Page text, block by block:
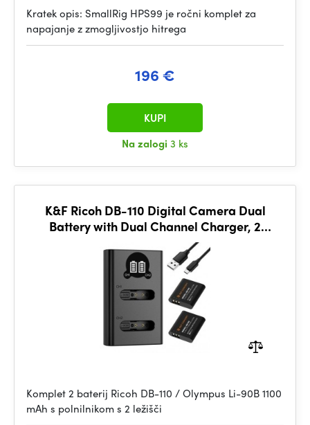
Kratek opis: SmallRig HPS99 je ročni komplet za
napajanje z zmogljivostjo hitrega
196 €
Na zalogi 3 ks
KUPI
K&F Ricoh DB-110 Digital Camera Dual
Battery with Dual Channel Charger, 2
Komplet 2 baterij Ricoh DB-110 / Olympus Li-90B 1100
mAh s polnilnikom s 2 ležišči